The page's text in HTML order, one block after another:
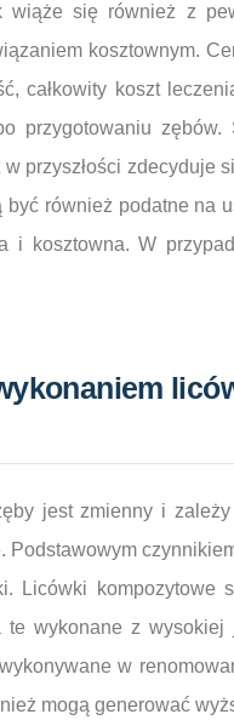
wiąże się również z
kosztownym.
całkowity koszt
przygotowaniu
przyszłości zdecyduje
być również podatne na
i kosztowna. W
jest zmienny i
Licówki kompozytowe
te wykonane z
w
mogą generować